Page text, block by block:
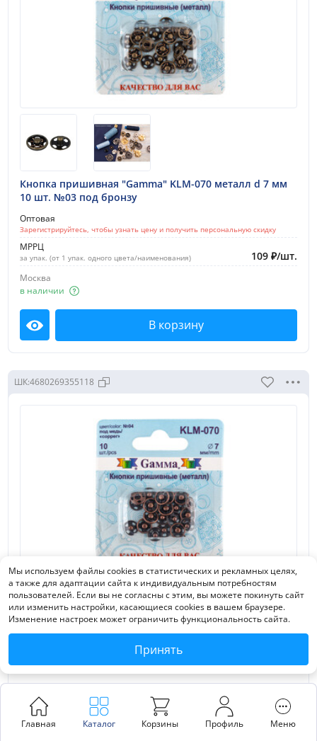
Кнопка пришивная "Gamma" KLM-070 металл d 7 мм
10 шт. №03 под бронзу
Оптовая
Зарегистрируйтесь, чтобы узнать цену и получить персональную скидку
МРРЦ
за упак. (от 1 упак. одного цвета/наименования) 109 ₽/шт.
Москва
в наличии
Посмотреть В корзину
ШК:4680269355118
Кнопка пришивная "Gamma" KLM-070 металл d 7 мм
10 шт. №04 под медь
Оптовая
Зарегистрируйтесь, чтобы узнать цену и получить персональную скидку
МРРЦ
за упак. (от 1 упак. одного цвета/наименования) ₽/шт.
Главная Каталог Корзины Профиль Меню
Мы используем файлы cookies в статистических и рекламных целях,
а также для адаптации сайта к индивидуальным потребностям
пользователей. Если вы не согласны с этим, вы можете покинуть сайт
или изменить настройки, касающиеся cookies в вашем браузере.
Изменение настроек может ограничить функциональность сайта.
Принять